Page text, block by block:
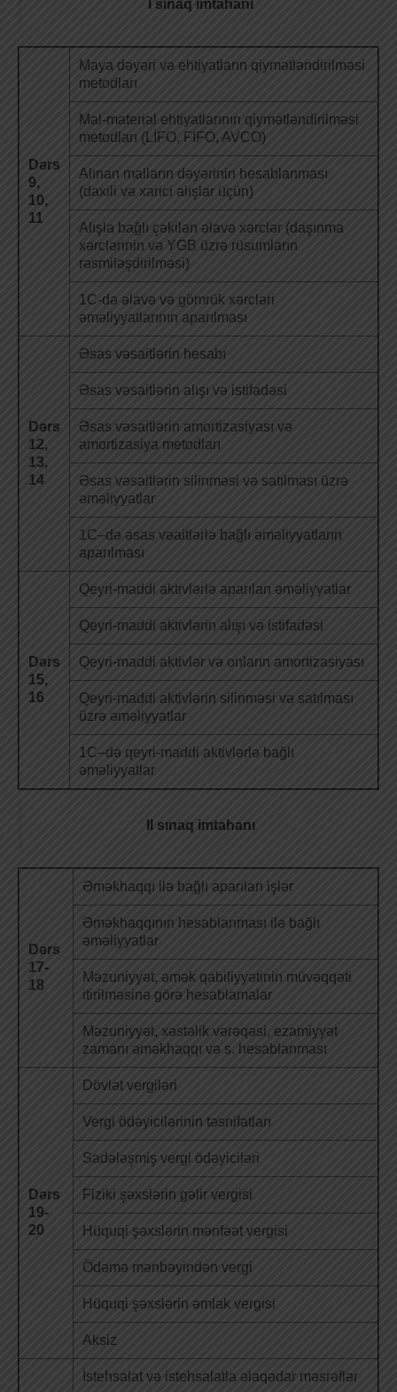
I sınaq imtahanı
Dərs
9,
10,
11
Maya dəyəri və ehtiyatların qiymətləndirilməsi
metodları
Mal-material ehtiyatlarının qiymətləndirilməsi
metodları (LİFO, FIFO, AVCO)
Alınan malların dəyərinin hesablanması
(daxili və xarici alışlar üçün)
Alışla bağlı çəkilən əlavə xərclər (daşınma
xərclərinin və YGB üzrə rüsumların
rəsmiləşdirilməsi)
1C-də əlavə və gömrük xərcləri
əməliyyatlarının aparılması
Dərs
12,
13,
14
Əsas vəsaitlərin hesabı
Əsas vəsaitlərin alışı və istifadəsi
Əsas vəsaitlərin amortizasiyası və
amortizasiya metodları
Əsas vəsaitlərin silinməsi və satılması üzrə
əməliyyatlar
1C–də əsas vəaitlərlə bağlı əməliyyatların
aparılması
Dərs
15,
16
Qeyri-maddi aktivlərlə aparılan əməliyyatlar
Qeyri-maddi aktivlərin alışı və istifadəsi
Qeyri-maddi aktivlər və onların amortizasiyası
Qeyri-maddi aktivlərin silinməsi və satılması
üzrə əməliyyatlar
1C–də qeyri-maddi aktivlərlə bağlı
əməliyyatlar
II sınaq imtahanı
Dərs
17-
18
Əməkhaqqı ilə bağlı aparılan işlər
Əməkhaqqının hesablanması ilə bağlı
əməliyyatlar
Məzuniyyət, əmək qabiliyyətinin müvəqqəti
itirilməsinə görə hesablamalar
Məzuniyyət, xəstəlik vərəqəsi, ezamiyyət
zamanı əməkhaqqı və s. hesablanması
Dərs
19-
20
Dövlət vergiləri
Vergi ödəyicilərinin təsnifatları
Sadələşmiş vergi ödəyiciləri
Fiziki şəxslərin gəlir vergisi
Hüquqi şəxslərin mənfəət vergisi
Ödəmə mənbəyindən vergi
Hüquqi şəxslərin əmlak vergisi
Aksiz
İstehsalat və istehsalatla əlaqədar məsrəflər